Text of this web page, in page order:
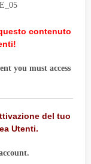
contenuto
you must access
del tuo
Utenti.